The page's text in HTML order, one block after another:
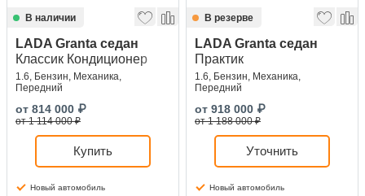
В наличии
LADA Granta седан
Классик Кондиционер
1.6, Бензин, Механика,
Передний
от 814 000 ₽
от 1 114 000 ₽
Купить
Новый автомобиль
В резерве
LADA Granta седан
Практик
1.6, Бензин, Механика,
Передний
от 918 000 ₽
от 1 188 000 ₽
Уточнить
Новый автомобиль